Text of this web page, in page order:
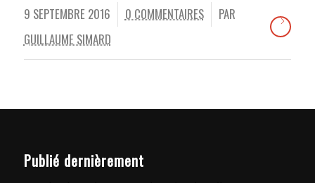
9 SEPTEMBRE 2016
/ 0 COMMENTAIRES
/
PAR
GUILLAUME SIMARD
Publié dernièrement